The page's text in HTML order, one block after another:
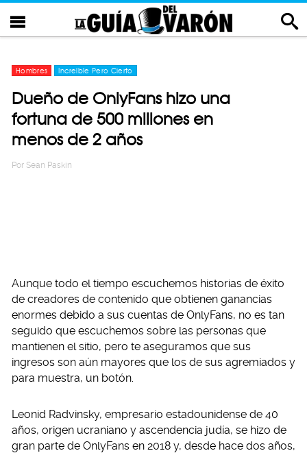
Hombres Increíble Pero Cierto
Dueño de OnlyFans hizo una
fortuna de 500 millones en
menos de 2 años
Por Sean Paskin
Aunque todo el tiempo escuchemos historias de éxito
de creadores de contenido que obtienen ganancias
enormes debido a sus cuentas de OnlyFans, no es tan
seguido que escuchemos sobre las personas que
mantienen el sitio, pero te aseguramos que sus
ingresos son aún mayores que los de sus agremiados y
para muestra, un botón.
Leonid Radvinsky, empresario estadounidense de 40
años, origen ucraniano y ascendencia judía, se hizo de
gran parte de OnlyFans en 2018 y, desde hace dos años,